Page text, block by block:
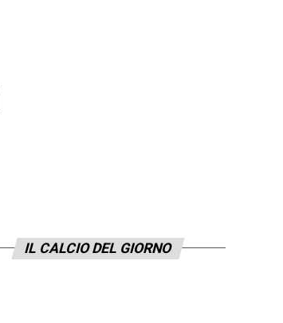
IL CALCIO DEL GIORNO